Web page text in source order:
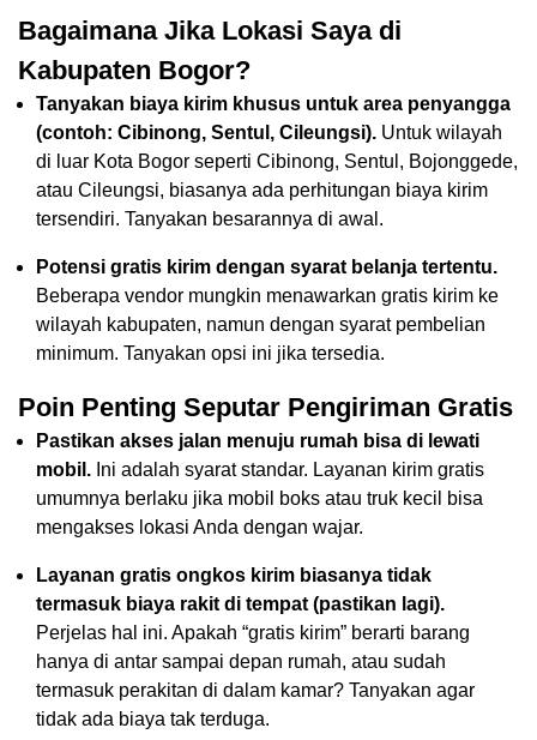
Bagaimana Jika Lokasi Saya di
Kabupaten Bogor?
Tanyakan biaya kirim khusus untuk area penyangga
(contoh: Cibinong, Sentul, Cileungsi). Untuk wilayah
di luar Kota Bogor seperti Cibinong, Sentul, Bojonggede,
atau Cileungsi, biasanya ada perhitungan biaya kirim
tersendiri. Tanyakan besarannya di awal.
Potensi gratis kirim dengan syarat belanja tertentu.
Beberapa vendor mungkin menawarkan gratis kirim ke
wilayah kabupaten, namun dengan syarat pembelian
minimum. Tanyakan opsi ini jika tersedia.
Poin Penting Seputar Pengiriman Gratis
Pastikan akses jalan menuju rumah bisa di lewati
mobil. Ini adalah syarat standar. Layanan kirim gratis
umumnya berlaku jika mobil boks atau truk kecil bisa
mengakses lokasi Anda dengan wajar.
Layanan gratis ongkos kirim biasanya tidak
termasuk biaya rakit di tempat (pastikan lagi).
Perjelas hal ini. Apakah “gratis kirim” berarti barang
hanya di antar sampai depan rumah, atau sudah
termasuk perakitan di dalam kamar? Tanyakan agar
tidak ada biaya tak terduga.